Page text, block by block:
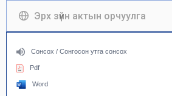
Эрх зүйн актын орчуулга
Сонсох / Сонгосон утга сонсох
Pdf
Word